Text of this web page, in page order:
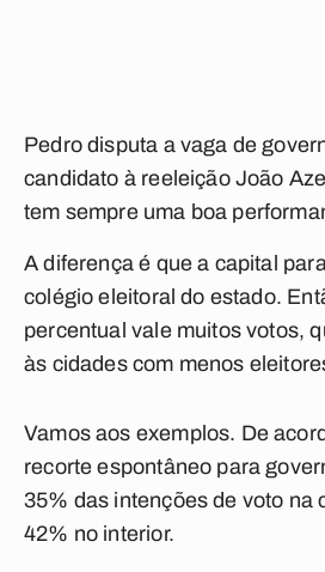
Pedro disputa a vaga de
candidato à reeleição João
tem sempre uma boa
A diferença é que a capital
colégio eleitoral do estado.
percentual vale muitos votos,
às cidades com menos
Vamos aos exemplos. De
recorte espontâneo para
35% das intenções de voto na
42% no interior.